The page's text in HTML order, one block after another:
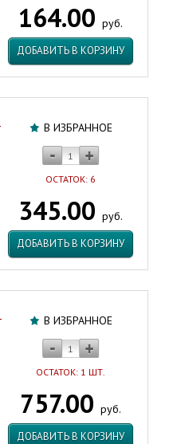
164.00 руб.
ДОБАВИТЬ В КОРЗИНУ
В ИЗБРАННОЕ
ОСТАТОК: 6
345.00 руб.
ДОБАВИТЬ В КОРЗИНУ
В ИЗБРАННОЕ
ОСТАТОК: 1 ШТ.
757.00 руб.
ДОБАВИТЬ В КОРЗИНУ